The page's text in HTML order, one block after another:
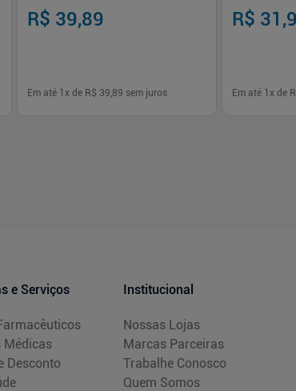
R$ 39,89
Em até 1 x de R$ 39,89 sem juros
R$
Em até 1 x de
e Serviços
Médicas
Desconto
Institucional
Nossas Lojas
Marcas Parceiras
Trabalhe Conosco
Quem Somos